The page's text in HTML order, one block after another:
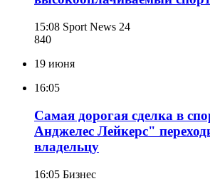
15:08 Sport News 24
840
19 июня
16:05
Самая дорогая сделка в
Анджелес Лейкерс"
владельцу
16:05 Бизнес